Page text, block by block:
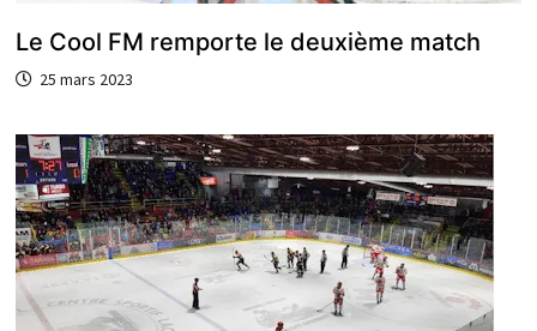
Le Cool FM remporte le deuxième match
25 mars 2023